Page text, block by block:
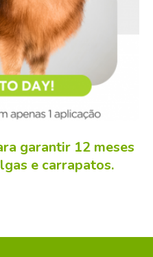
garantir 12 meses
e carrapatos.